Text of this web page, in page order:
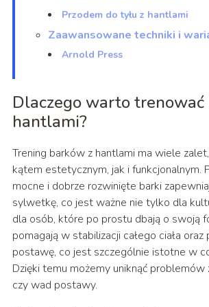
Przodem do tyłu z hantlami
Zaawansowane techniki i
Arnold Press
Dlaczego warto trenować
hantlami?
Trening barków z hantlami ma wiele
kątem estetycznym, jak i funkcjonalnym.
mocne i dobrze rozwinięte barki
sylwetkę, co jest ważne nie tylko dla
dla osób, które po prostu dbają o swoją
pomagają w stabilizacji całego ciała oraz
postawę, co jest szczególnie istotne w
Dzięki temu możemy uniknąć
czy wad postawy.